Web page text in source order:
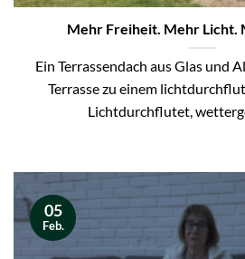
Mehr Freiheit. Mehr Licht.
Ein Terrassendach aus Glas und
Terrasse zu einem
Lichtdurchflutet,
05
Feb.